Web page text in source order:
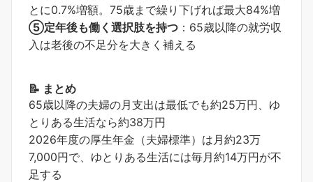
とに0.7%増額。75歳まで繰り下げれば最大84%増
⑤定年後も働く選択肢を持つ ：65歳以降の就労収
入は老後の不足分を大きく補える
📝 まとめ
65歳以降の夫婦の月支出は最低でも約25万円、ゆ
とりある生活なら約38万円
2026年度の厚生年金（夫婦標準）は月約23万
7,000円で、ゆとりある生活には毎月約14万円が不
足する